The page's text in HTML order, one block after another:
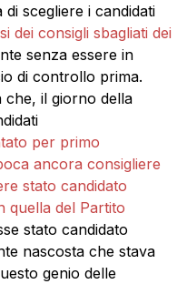
scegliere i candidati
dei consigli sbagliati dei
senza essere in
di controllo prima.
che, il giorno della
per primo
ancora consigliere
stato candidato
quella del Partito
stato candidato
nascosta che stava
genio delle